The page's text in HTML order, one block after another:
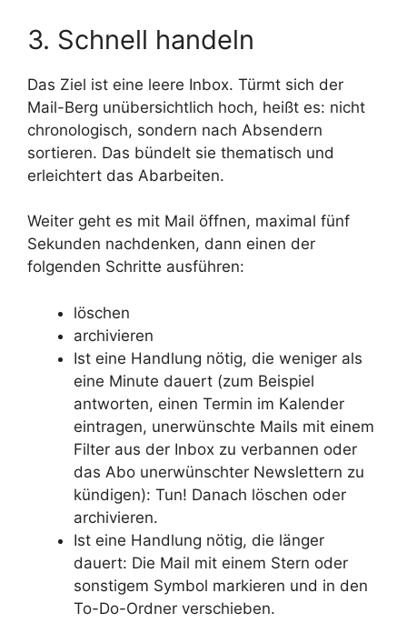
3. Schnell handeln
Das Ziel ist eine leere Inbox. Türmt sich der
Mail-Berg unübersichtlich hoch, heißt es: nicht
chronologisch, sondern nach Absendern
sortieren. Das bündelt sie thematisch und
erleichtert das Abarbeiten.
Weiter geht es mit Mail öffnen, maximal fünf
Sekunden nachdenken, dann einen der
folgenden Schritte ausführen:
löschen
archivieren
Ist eine Handlung nötig, die weniger als
eine Minute dauert (zum Beispiel
antworten, einen Termin im Kalender
eintragen, unerwünschte Mails mit einem
Filter aus der Inbox zu verbannen oder
das Abo unerwünschter Newslettern zu
kündigen): Tun! Danach löschen oder
archivieren.
Ist eine Handlung nötig, die länger
dauert: Die Mail mit einem Stern oder
sonstigem Symbol markieren und in den
To-Do-Ordner verschieben.